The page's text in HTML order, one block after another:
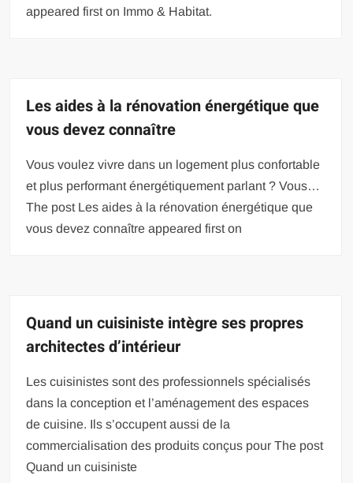
appeared first on Immo & Habitat.
Les aides à la rénovation énergétique que
vous devez connaître
Vous voulez vivre dans un logement plus confortable
et plus performant énergétiquement parlant ? Vous…
The post Les aides à la rénovation énergétique que
vous devez connaître appeared first on
Quand un cuisiniste intègre ses propres
architectes d’intérieur
Les cuisinistes sont des professionnels spécialisés
dans la conception et l’aménagement des espaces
de cuisine. Ils s’occupent aussi de la
commercialisation des produits conçus pour The post
Quand un cuisiniste